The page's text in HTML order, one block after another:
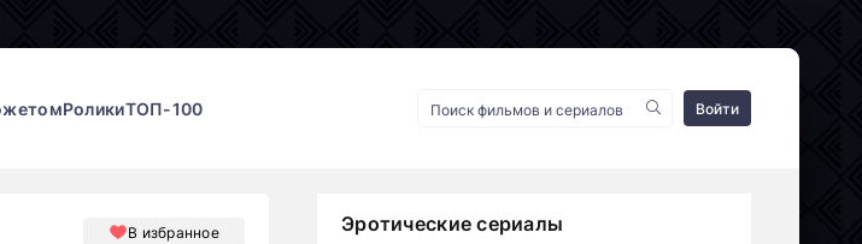
РоликиТОП-100 Войти
В избранное
Эротические сериалы